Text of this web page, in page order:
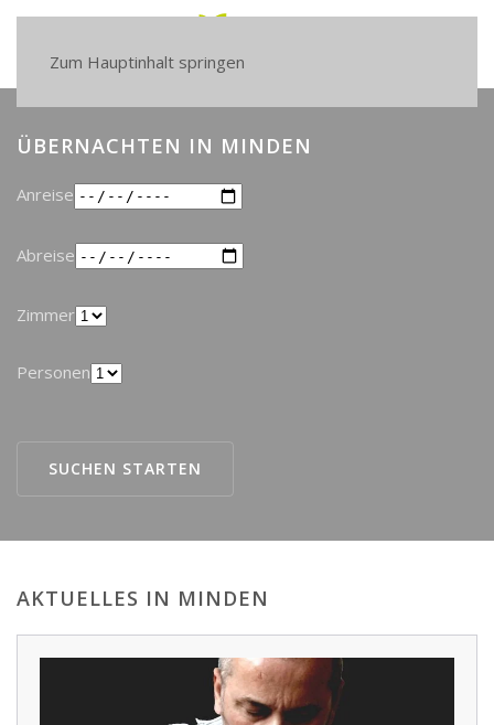
Zum Hauptinhalt springen
MEHR ERFAHREN
ÜBERNACHTEN IN MINDEN
Anreise
Abreise
Zimmer
Personen
SUCHEN STARTEN
AKTUELLES IN MINDEN